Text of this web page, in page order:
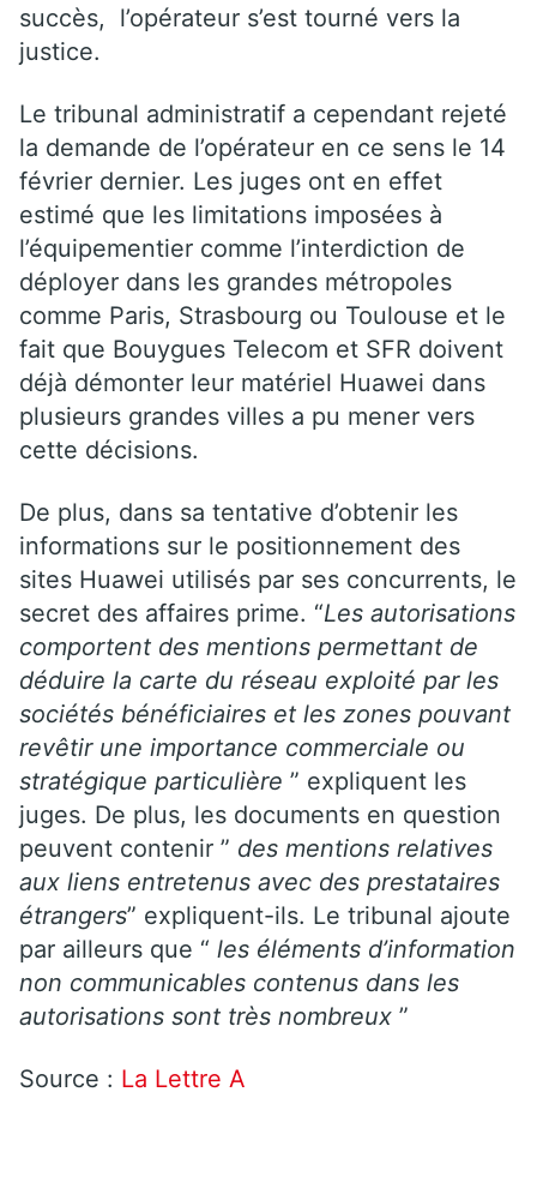
succès, l’opérateur s’est tourné vers la
justice.
Le tribunal administratif a cependant rejeté
la demande de l’opérateur en ce sens le 14
février dernier. Les juges ont en effet
estimé que les limitations imposées à
l’équipementier comme l’interdiction de
déployer dans les grandes métropoles
comme Paris, Strasbourg ou Toulouse et le
fait que Bouygues Telecom et SFR doivent
déjà démonter leur matériel Huawei dans
plusieurs grandes villes a pu mener vers
cette décisions.
De plus, dans sa tentative d’obtenir les
informations sur le positionnement des
sites Huawei utilisés par ses concurrents, le
secret des affaires prime. “Les autorisations
comportent des mentions permettant de
déduire la carte du réseau exploité par les
sociétés bénéficiaires et les zones pouvant
revêtir une importance commerciale ou
stratégique particulière ” expliquent les
juges. De plus, les documents en question
peuvent contenir ” des mentions relatives
aux liens entretenus avec des prestataires
étrangers” expliquent-ils. Le tribunal ajoute
par ailleurs que “ les éléments d’information
non communicables contenus dans les
autorisations sont très nombreux ”
Source : La Lettre A